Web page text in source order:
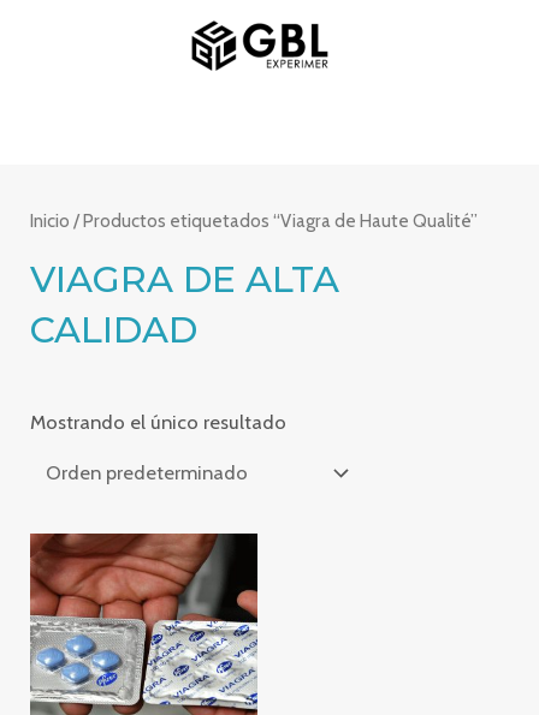
MENÚ
PRINCIPAL
Inicio / Productos etiquetados “Viagra de Haute Qualité”
VIAGRA DE ALTA
CALIDAD
Mostrando el único resultado
Rango
de
precios:
desde
€200.00
hasta
€1,350.00